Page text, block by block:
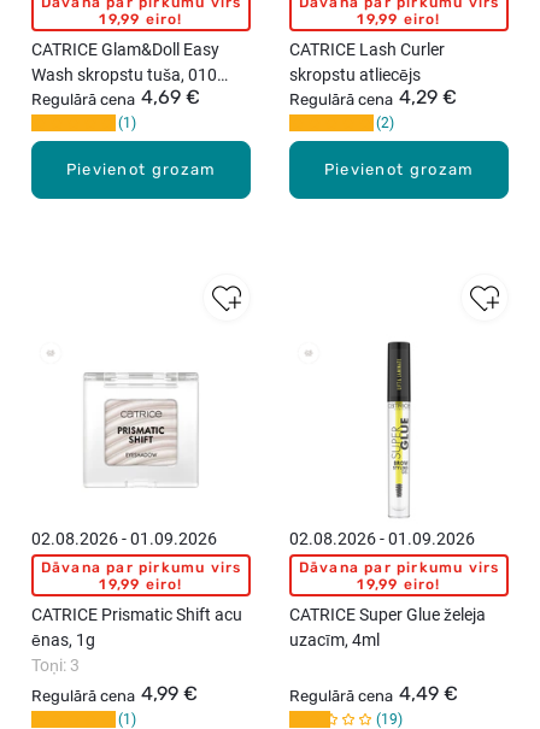
Pievienot grozam
19,99 eiro!
CATRICE Glam&Doll Easy
Wash skropstu tuša, 010
Ultra Black, 9ml
Regulārā cena 4,69 €
1
Pievienot grozam
19,99 eiro!
CATRICE Lash Curler
skropstu atliecējs
Regulārā cena 4,29 €
2
02.08.2026 - 01.09.2026
Dāvana par pirkumu virs
19,99 eiro!
CATRICE Prismatic Shift acu
ēnas, 1g
Regulārā cena 4,99 €
Toņi: 3
1
02.08.2026 - 01.09.2026
Dāvana par pirkumu virs
19,99 eiro!
CATRICE Super Glue želeja
uzacīm, 4ml
Regulārā cena 4,49 €
19